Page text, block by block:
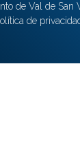
de Val de San
de